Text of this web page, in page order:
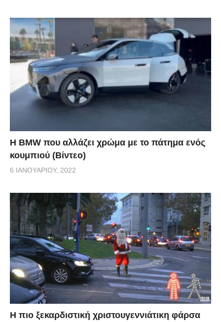
Η BMW που αλλάζει χρώμα με το πάτημα ενός
κουμπιού (Βίντεο)
6 ΙΑΝΟΥΑΡΊΟΥ, 2022
Η πιο ξεκαρδιστική χριστουγεννιάτικη φάρσα